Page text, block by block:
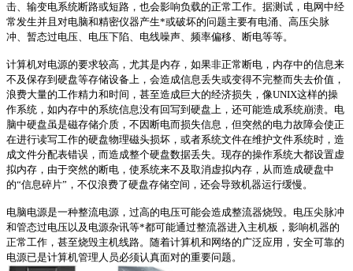
击、输变电系统断路或短路，也会影响负载的正常工作。据测试，电网中经
常发生并且对电脑和精密仪器产生*或破坏的问题主要有电涌、高压尖脉
冲、暂态过电压、电压下陷、电线噪声、频率偏移、断电等等。
计算机对电源的要求较高，尤其是内存，如果非正常断电，内存中的信息来
不及保存到硬盘等存储设备上，会造成信息丢失或变得不完整而失去价值，
浪费大量的工作精力和时间，甚至造成巨大的经济损失，像UNIX这样的操
作系统，如内存中的系统信息没有回写到硬盘上，还可能造成系统崩溃。电
脑中硬盘虽是磁存储介质，不因断电而损失信息，但突然的电力故障会使正
在进行读写工作的硬盘物理磁头损坏，或者系统文件在维护文件系统时，造
成文件分配表错误，而造成整个硬盘数据丢失。现存的操作系统大都设置虚
拟内存，由于突然的断电，使系统来不及取消虚拟内存，从而造成硬盘中
的“信息碎片”，不仅浪费了硬盘存储空间，还会导致机器运行缓慢。
电脑电源是一种整流电源，过高的电压可能会造成整流器烧毁。电压尖脉冲
和管态过电压以及电源杂讯等*都可能通过整流器进入主机板，影响机器的
正常工作，甚至烧毁主机线路。随着计算机和网络的广泛应用，安全可靠的
电源已是计算机管理人员必须认真面对的重要问题。